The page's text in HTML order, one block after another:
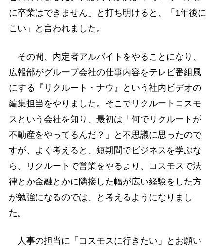
に卒業はできません」と打ち明けると、「1年後に
こい」と言われました。
その間、内定者アルバイトをやることになり、
広報部がグループ会社の仕事内容をテレビ番組風
にする『リクルート・ナウ』という社内ビデオの
編集担当をやりました。そこでリクルートコスモ
スという会社を知り、最初は「何でリクルートが
不動産をやってるんだ？」と不思議に思ったので
すが、よく考えると、短期間でビジネスを学ぶな
ら、リクルートで営業をやるより、コスモスで法
律とか金融とかに隣接した幅が広い経験をした方
が勉強になるのでは、と考えるようになりまし
た。
人事の担当に「コスモスに行きたい」とお願い